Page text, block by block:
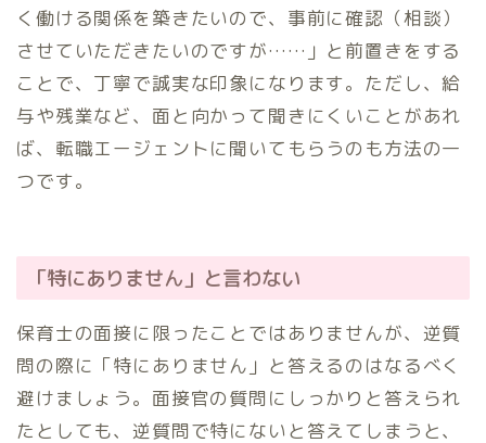
く働ける関係を築きたいので、事前に確認（相談）
させていただきたいのですが……」と前置きをする
ことで、丁寧で誠実な印象になります。ただし、給
与や残業など、面と向かって聞きにくいことがあれ
ば、転職エージェントに聞いてもらうのも方法の一
つです。
「特にありません」と言わない
保育士の面接に限ったことではありませんが、逆質
問の際に「特にありません」と答えるのはなるべく
避けましょう。面接官の質問にしっかりと答えられ
たとしても、逆質問で特にないと答えてしまうと、